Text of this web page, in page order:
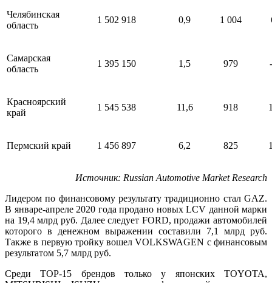
Челябинская
область
1 502 918 0,9 1 004
Самарская
область
1 395 150 1,5 979
Красноярский
край
1 545 538 11,6 918
Пермский край 1 456 897 6,2 825
Источник: Russian Automotive Market Research
Лидером по финансовому результату традиционно стал GAZ.
В январе-апреле 2020 года продано новых LCV данной марки
на 19,4 млрд руб. Далее следует FORD, продажи автомобилей
которого в денежном выражении составили 7,1 млрд руб.
Также в первую тройку вошел VOLKSWAGEN с финансовым
результатом 5,7 млрд руб.
Среди ТОР-15 брендов только у японских TOYOTA,